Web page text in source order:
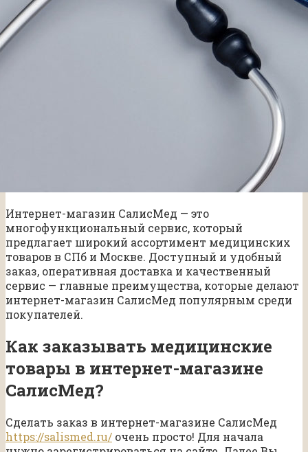
Интернет-магазин СалисМед — это
многофункциональный сервис, который
предлагает широкий ассортимент медицинских
товаров в СПб и Москве. Доступный и удобный
заказ, оперативная доставка и качественный
сервис — главные преимущества, которые делают
интернет-магазин СалисМед популярным среди
покупателей.
Как заказывать медицинские
товары в интернет-магазине
СалисМед?
Сделать заказ в интернет-магазине СалисМед
https://salismed.ru/ очень просто! Для начала